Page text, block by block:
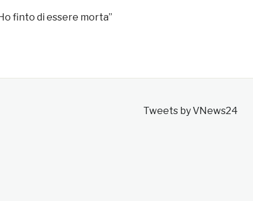
finto di essere morta”
Tweets by VNews24